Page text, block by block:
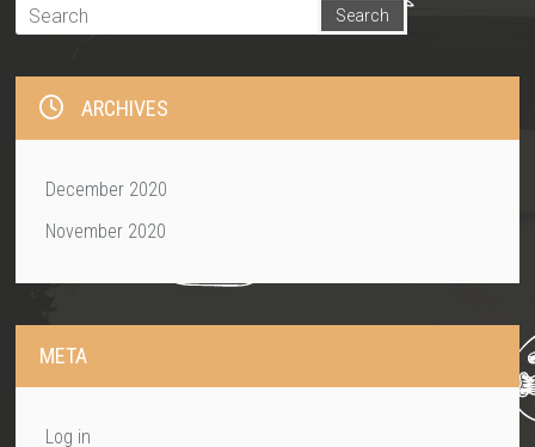
ARCHIVES
December 2020
November 2020
META
Log in